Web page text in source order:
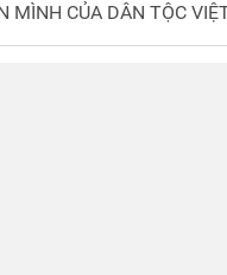
MÌNH CỦA DÂN TỘC